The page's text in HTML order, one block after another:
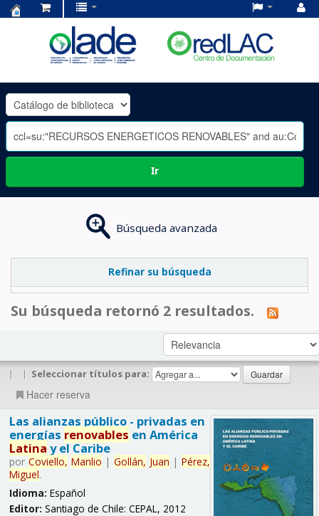
OLADE
-
Ir
Búsqueda avanzada
Refinar su búsqueda
Su búsqueda retornó 2 resultados.
| | Seleccionar títulos para:
Hacer reserva
Las alianzas público - privadas en
energías renovables en América
Latina y el Caribe
por Coviello, Manlio | Gollán, Juan | Pérez,
Miguel.
Idioma: Español
Editor: Santiago de Chile: CEPAL, 2012